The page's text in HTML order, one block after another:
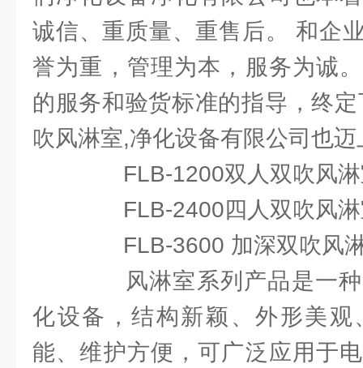
诚信、重质量、重售后。 和企
誉为重，管理为本，服务为诚
的服务和验货标准的指导，终
吹风淋室,净化设备有限公司也
FLB-1200双人双吹风淋
FLB-2400四人双吹风淋
FLB-3600 加深双吹风
风淋室系列产品是一种
化设备，结构新颖、外形美观
能、维护方便，可广泛应用于